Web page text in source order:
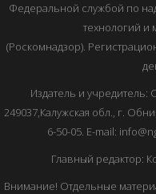
Федеральной службой по
технологий и
(Роскомнадзор).
Издатель и
249037,Калужская обл., г.
6-50-05. E-mail:
Главный редактор:
Внимание! Отдельные